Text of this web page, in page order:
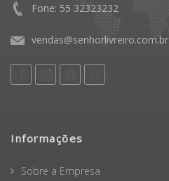
Fone: 55 32323232
vendas@senhorlivreiro.com.br
Informações
Sobre a Empresa